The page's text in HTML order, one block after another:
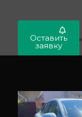
Locar
Автопригон
Оставить
заявку